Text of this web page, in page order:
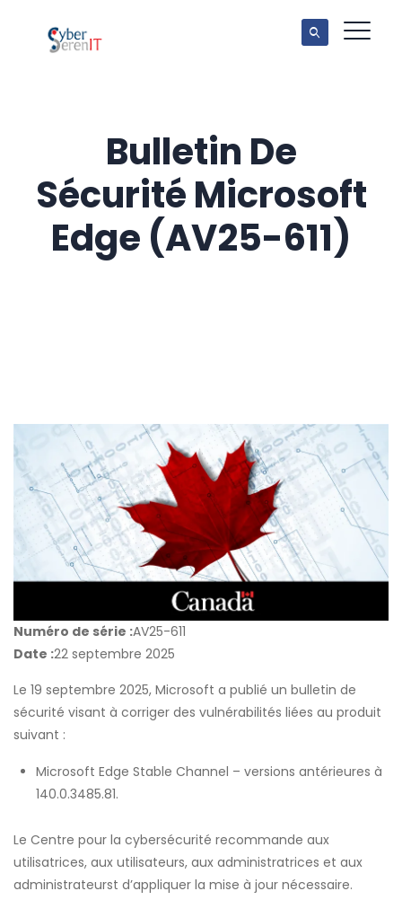
Bulletin De
Sécurité Microsoft
Edge (AV25-611)
Numéro de série :AV25-611
Date :22 septembre 2025
Le 19 septembre 2025, Microsoft a publié un bulletin de
sécurité visant à corriger des vulnérabilités liées au produit
suivant :
Microsoft Edge Stable Channel – versions antérieures à
140.0.3485.81.
Le Centre pour la cybersécurité recommande aux
utilisatrices, aux utilisateurs, aux administratrices et aux
administrateurst d’appliquer la mise à jour nécessaire.